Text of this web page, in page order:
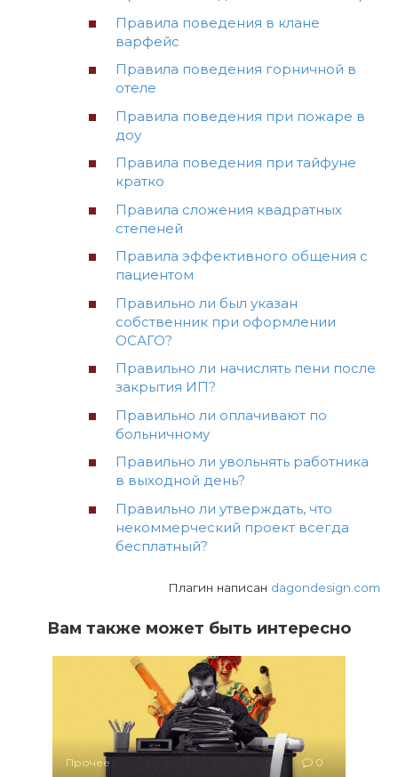
Правила поведения в клане
варфейс
Правила поведения горничной в
отеле
Правила поведения при пожаре в
доу
Правила поведения при тайфуне
кратко
Правила сложения квадратных
степеней
Правила эффективного общения с
пациентом
Правильно ли был указан
собственник при оформлении
ОСАГО?
Правильно ли начислять пени после
закрытия ИП?
Правильно ли оплачивают по
больничному
Правильно ли увольнять работника
в выходной день?
Правильно ли утверждать, что
некоммерческий проект всегда
бесплатный?
Плагин написан dagondesign.com
Вам также может быть интересно
Прочее 0